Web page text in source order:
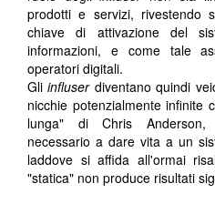
prodotti e servizi, rivestendo
chiave di attivazione del
informazioni, e come tale
operatori digitali.
Gliinfluserdiventano quindi
nicchie potenzialmente infinite
lunga" di Chris Anderson,
necessario a dare vita a un
laddove si affida all'ormai
"statica" non produce risultati